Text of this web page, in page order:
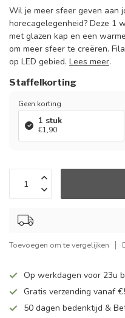
Wil je meer sfeer geven aan
horecagelegenheid? Deze 1
met glazen kap en een
om meer sfeer te creëren.
op LED gebied. Lees meer.
Staffelkorting
Geen korting
1 stuk
€1,90
Toevoegen om te vergelijken
Op werkdagen voor 23u
Gratis verzending vanaf
50 dagen bedenktijd &